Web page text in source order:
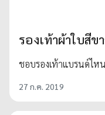
รองเท้าผ้าใบสีข
ชอบรองเท้าแบรนด์ไห
27 ก.ค. 2019